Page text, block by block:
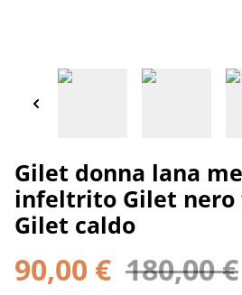
Gilet donna lana
infeltrito Gilet nero
Gilet caldo
90,00 € 180,00 €